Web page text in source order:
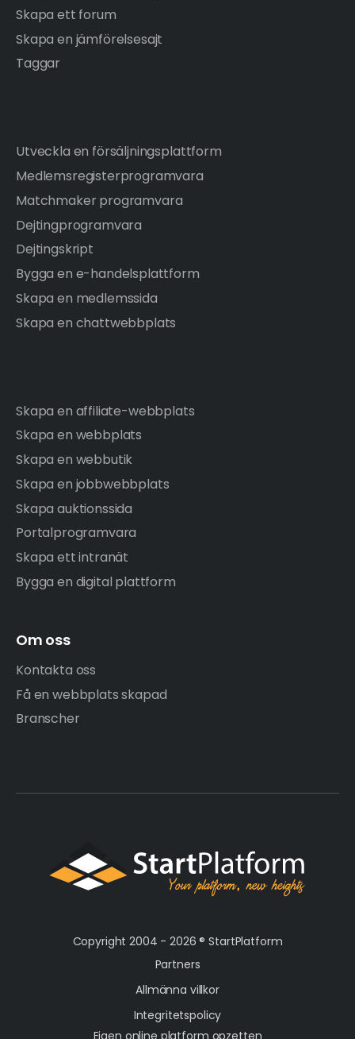
Skapa ett forum
Skapa en jämförelsesajt
Taggar
Utveckla en försäljningsplattform
Medlemsregisterprogramvara
Matchmaker programvara
Dejtingprogramvara
Dejtingskript
Bygga en e-handelsplattform
Skapa en medlemssida
Skapa en chattwebbplats
Skapa en affiliate-webbplats
Skapa en webbplats
Skapa en webbutik
Skapa en jobbwebbplats
Skapa auktionssida
Portalprogramvara
Skapa ett intranät
Bygga en digital plattform
Om oss
Kontakta oss
Få en webbplats skapad
Branscher
Copyright 2004 - 2026 ®StartPlatform
Partners
Allmänna villkor
Integritetspolicy